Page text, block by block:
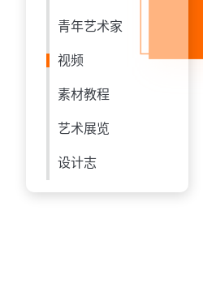
青年艺术家
视频
素材教程
艺术展览
设计志